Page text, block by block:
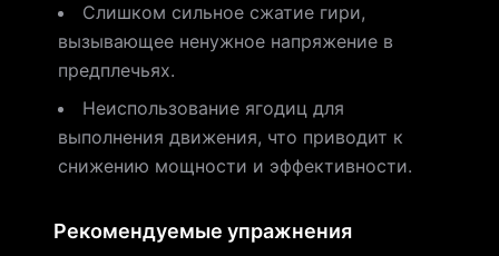
Слишком сильное сжатие гири,
вызывающее ненужное напряжение в
предплечьях.
Неиспользование ягодиц для
выполнения движения, что приводит к
снижению мощности и эффективности.
Рекомендуемые упражнения